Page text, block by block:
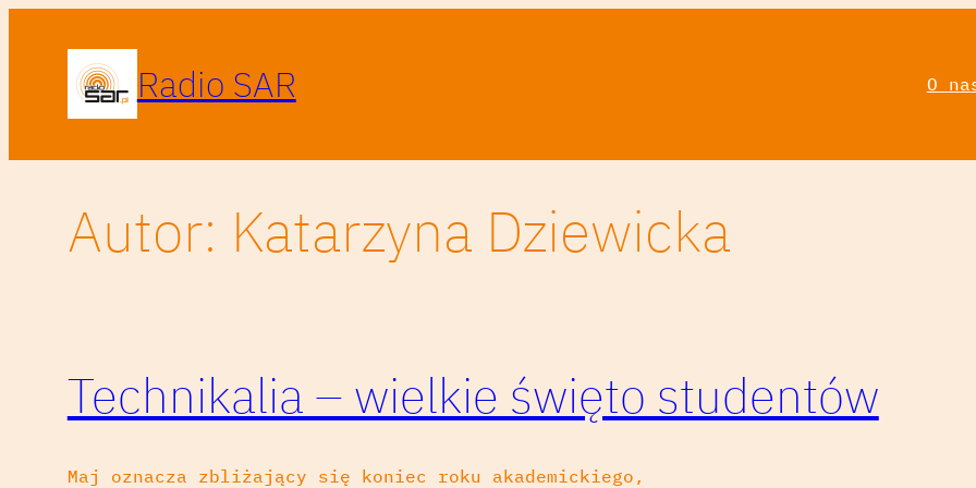
Radio SAR O
Autor: Katarzyna Dziewicka
Technikalia – wielkie święto studentów
Maj oznacza zbliżający się koniec roku akademickiego,